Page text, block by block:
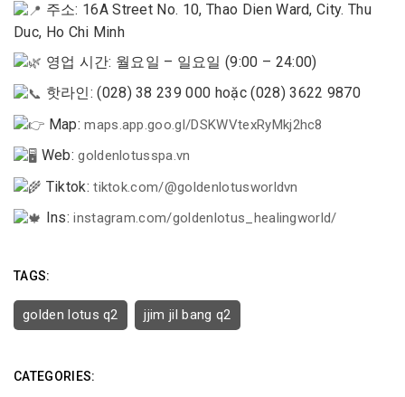
주소: 16A Street No. 10, Thao Dien Ward, City. Thu
Duc, Ho Chi Minh
영업 시간: 월요일 – 일요일 (9:00 – 24:00)
핫라인: (028) 38 239 000 hoặc (028) 3622 9870
Map:maps.app.goo.gl/DSKWVtexRyMkj2hc8
Web:goldenlotusspa.vn
Tiktok:tiktok.com/@goldenlotusworldvn
Ins:instagram.com/goldenlotus_healingworld/
TAGS:
golden lotus q2 jjim jil bang q2
CATEGORIES: